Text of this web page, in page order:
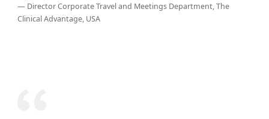
— Director Corporate Travel and Meetings Department, The
Clinical Advantage, USA